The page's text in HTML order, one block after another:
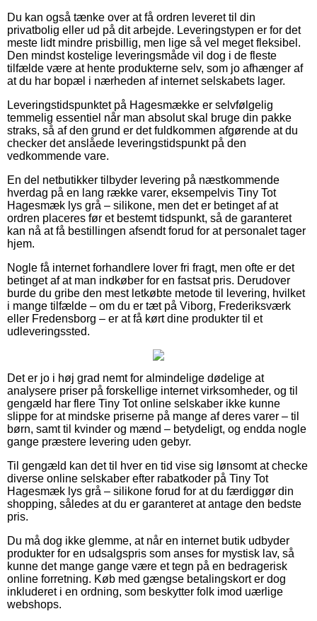
Du kan også tænke over at få ordren leveret til din
privatbolig eller ud på dit arbejde. Leveringstypen er for det
meste lidt mindre prisbillig, men lige så vel meget fleksibel.
Den mindst kostelige leveringsmåde vil dog i de fleste
tilfælde være at hente produkterne selv, som jo afhænger af
at du har bopæl i nærheden af internet selskabets lager.
Leveringstidspunktet på Hagesmække er selvfølgelig
temmelig essentiel når man absolut skal bruge din pakke
straks, så af den grund er det fuldkommen afgørende at du
checker det anslåede leveringstidspunkt på den
vedkommende vare.
En del netbutikker tilbyder levering på næstkommende
hverdag på en lang række varer, eksempelvis Tiny Tot
Hagesmæk lys grå – silikone, men det er betinget af at
ordren placeres før et bestemt tidspunkt, så de garanteret
kan nå at få bestillingen afsendt forud for at personalet tager
hjem.
Nogle få internet forhandlere lover fri fragt, men ofte er det
betinget af at man indkøber for en fastsat pris. Derudover
burde du gribe den mest letkøbte metode til levering, hvilket
i mange tilfælde – om du er tæt på Viborg, Frederiksværk
eller Fredensborg – er at få kørt dine produkter til et
udleveringssted.
Det er jo i høj grad nemt for almindelige dødelige at
analysere priser på forskellige internet virksomheder, og til
gengæld har flere Tiny Tot online selskaber ikke kunne
slippe for at mindske priserne på mange af deres varer – til
børn, samt til kvinder og mænd – betydeligt, og endda nogle
gange præstere levering uden gebyr.
Til gengæld kan det til hver en tid vise sig lønsomt at checke
diverse online selskaber efter rabatkoder på Tiny Tot
Hagesmæk lys grå – silikone forud for at du færdiggør din
shopping, således at du er garanteret at antage den bedste
pris.
Du må dog ikke glemme, at når en internet butik udbyder
produkter for en udsalgspris som anses for mystisk lav, så
kunne det mange gange være et tegn på en bedragerisk
online forretning. Køb med gængse betalingskort er dog
inkluderet i en ordning, som beskytter folk imod uærlige
webshops.